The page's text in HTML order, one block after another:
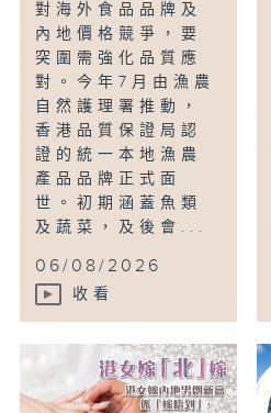
對海外食品品牌及
內地價格競爭，要
突圍需強化品質應
對。今年7月由漁農
自然護理署推動，
香港品質保證局認
證的統一本地漁農
產品品牌正式面
世。初期涵蓋魚類
及蔬菜，及後會...
06/08/2026
收看